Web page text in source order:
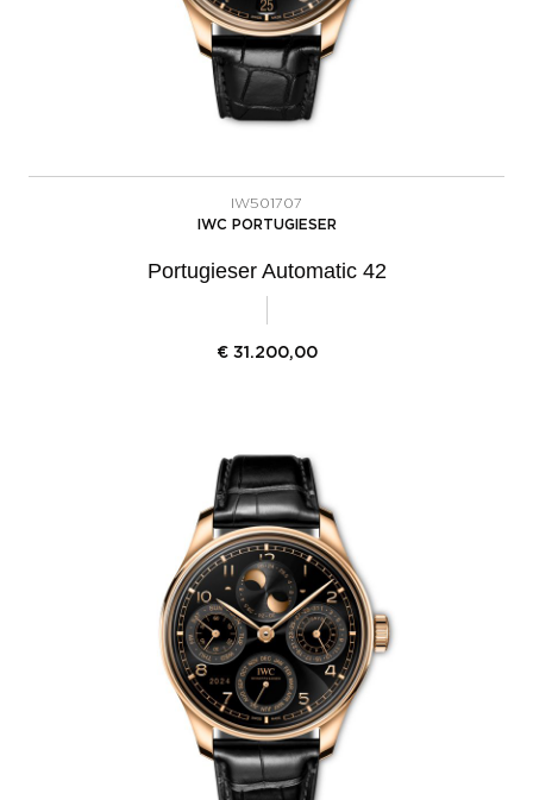
IW501707
IWC PORTUGIESER
Portugieser Automatic 42
€ 31.200,00